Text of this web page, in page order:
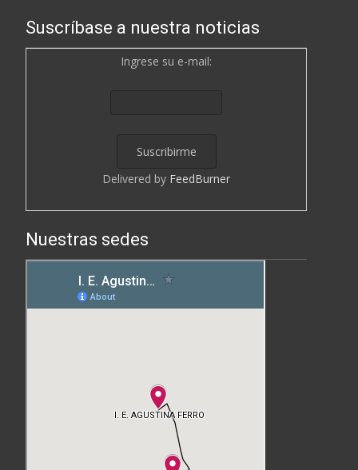
Suscríbase a nuestra noticias
Ingrese su e-mail:
Delivered by FeedBurner
Nuestras sedes